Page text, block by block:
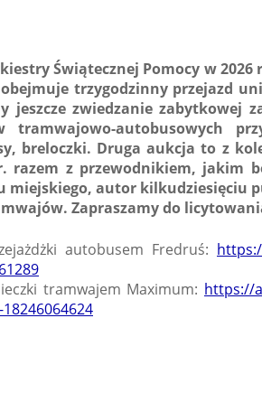
Świątecznej Pomocy w
trzygodzinny przejazd
jeszcze zwiedzanie zabytkowej
tramwajowo-autobusowych
breloczki. Druga aukcja to z
razem z przewodnikiem, jakim
autor kilkudziesięciu
Zapraszamy do
autobusem Fredruś:
tramwajem Maximum: https://